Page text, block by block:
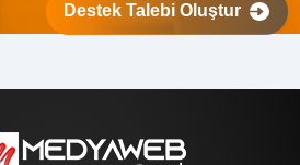
Destek Talebi Oluştur